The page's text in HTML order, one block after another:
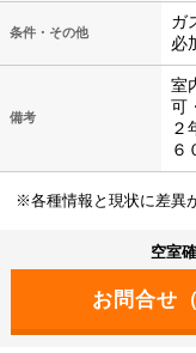
条件・その他
ガ
必
備考
室
可
２
６
※各種情報と現状に差異
空室